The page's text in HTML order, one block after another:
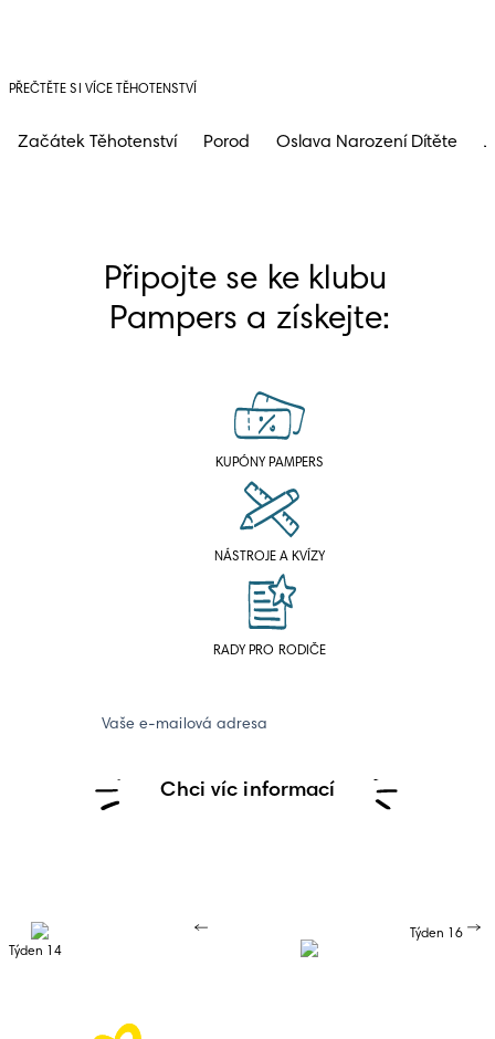
PŘEČTĚTE SI VÍCE TĚHOTENSTVÍ
Začátek Těhotenství Porod Oslava Narození Dítěte
Připojte se ke klubu
Pampers a získejte:
KUPÓNY PAMPERS
NÁSTROJE A KVÍZY
RADY PRO RODIČE
Vaše e-mailová adresa
Chci víc informací
Týden 14
Týden 16